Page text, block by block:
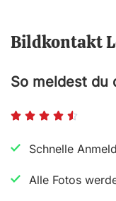
Bildkontakt
So meldest du
    
e
Schnelle
Alle Fotos